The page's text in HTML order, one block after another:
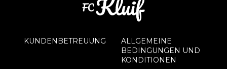
KUNDENBETREUUNG
ALLGEMEINE
BEDINGUNGEN UND
KONDITIONEN